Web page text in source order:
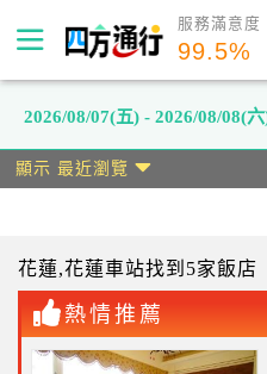
服務滿意度
99.5%
2026/08/07(五) - 2026/08/08(
顯示 最近瀏覽
花蓮,花蓮車站找到5家飯店
熱情推薦